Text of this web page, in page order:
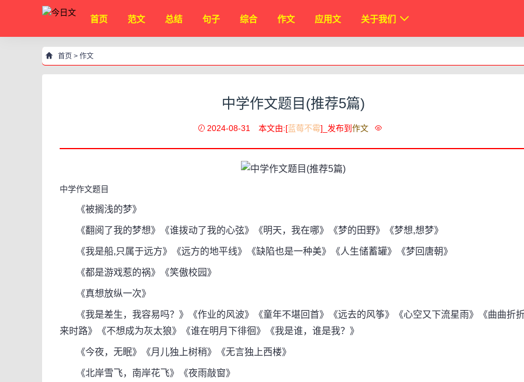
首页 范文 总结 句子 综合 作文 应用文 关于我们
首页 > 作文
中学作文题目(推荐5篇)
2024-08-31 本文由:[蓝莓不霉]_发布到 作文
中学作文题目
《被搁浅的梦》
《翻阅了我的梦想》《谁拨动了我的心弦》《明天，我在哪》《梦的田野》《梦想,想梦》
《我是船,只属于远方》《远方的地平线》《缺陷也是一种美》《人生储蓄罐》《梦回唐朝》
《都是游戏惹的祸》《笑傲校园》
《真想放纵一次》
《我是差生，我容易吗？》《作业的风波》《童年不堪回首》《远去的风筝》《心空又下流星雨》《曲曲折
来时路》《不想成为灰太狼》《谁在明月下徘徊》《我是谁，谁是我？》
《今夜，无眠》《月儿独上树稍》《无言独上西楼》
《北岸雪飞，南岸花飞》《夜雨敲窗》